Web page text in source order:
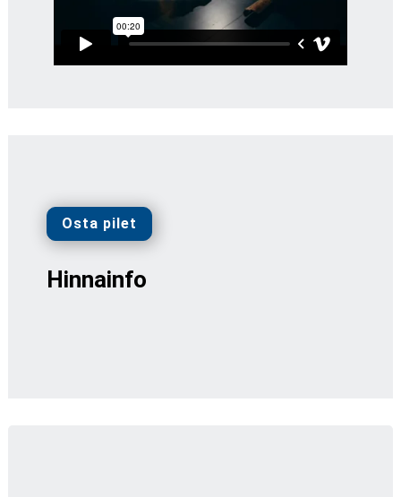
Osta pilet
Hinnainfo